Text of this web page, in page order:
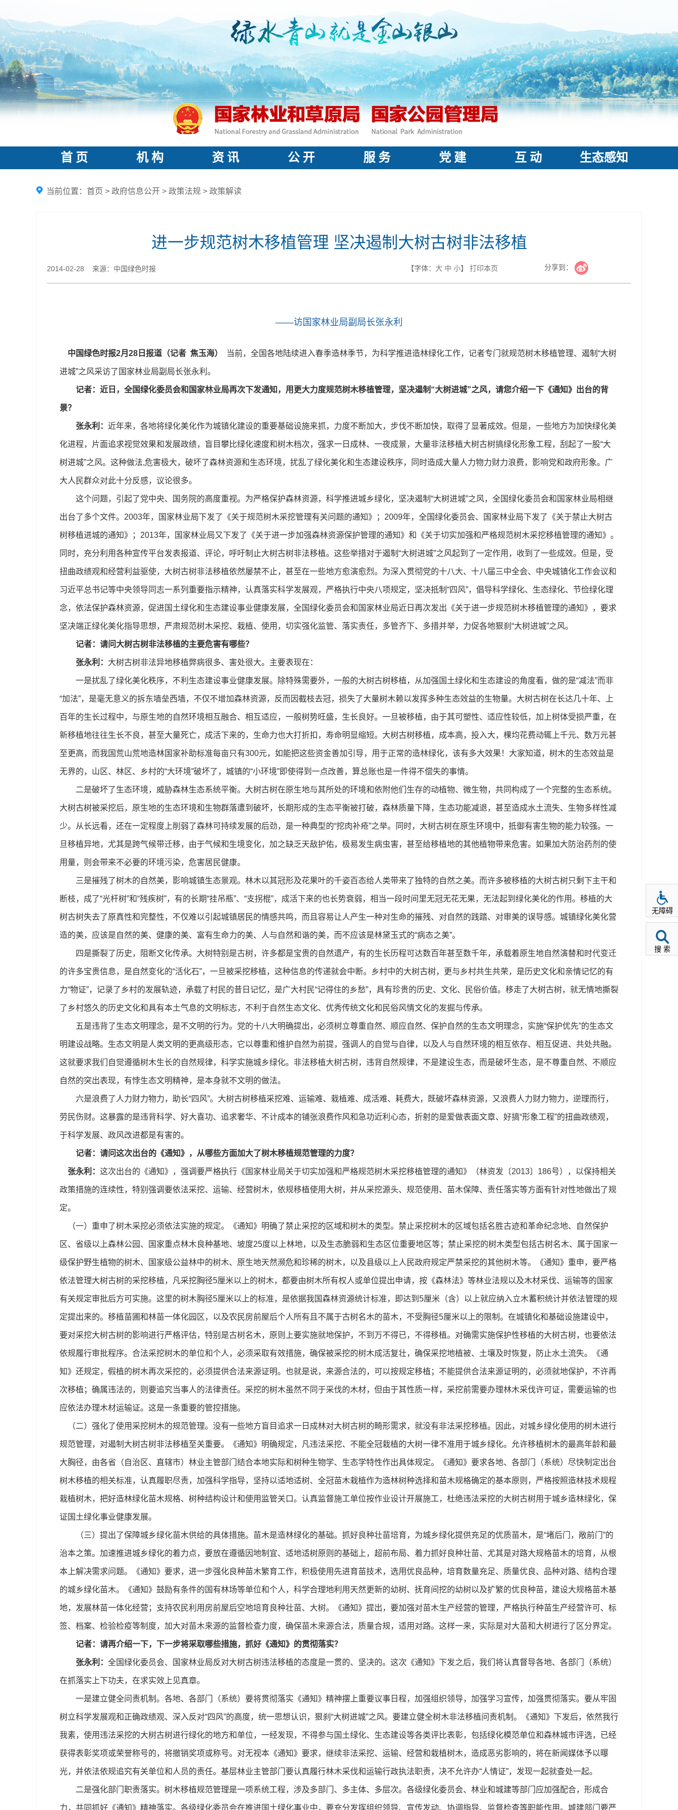
首 页 机 构 资 讯 公 开 服 务 党 建 互 动 生态感知
当前位置： 首页 > 政府信息公开 > 政策法规 > 政策解读
进一步规范树木移植管理 坚决遏制大树古树非法移植
2014-02-28 来源：中国绿色时报 【字体： 大 中 小】 打印本页 分享到：
——访国家林业局副局长张永利
中国绿色时报2月28日报道（记者 焦玉海） 当前，全国各地陆续进入春季造林季节，为科学推进造林绿化工作，记者专门就规范树木移植管理、遏制“大树
进城”之风采访了国家林业局副局长张永利。
记者：近日，全国绿化委员会和国家林业局再次下发通知，用更大力度规范树木移植管理，坚决遏制“大树进城”之风，请您介绍一下《通知》出台的背
景？
张永利： 近年来，各地将绿化美化作为城镇化建设的重要基础设施来抓，力度不断加大，步伐不断加快，取得了显著成效。但是，一些地方为加快绿化美
化进程，片面追求视觉效果和发展政绩，盲目攀比绿化速度和树木档次，强求一日成林、一夜成景，大量非法移植大树古树搞绿化形象工程，刮起了一股“大
树进城”之风。这种做法,危害极大，破坏了森林资源和生态环境，扰乱了绿化美化和生态建设秩序，同时造成大量人力物力财力浪费，影响党和政府形象。广
大人民群众对此十分反感，议论很多。
这个问题，引起了党中央、国务院的高度重视。为严格保护森林资源，科学推进城乡绿化，坚决遏制“大树进城”之风，全国绿化委员会和国家林业局相继
出台了多个文件。2003年，国家林业局下发了《关于规范树木采挖管理有关问题的通知》；2009年，全国绿化委员会、国家林业局下发了《关于禁止大树古
树移植进城的通知》；2013年，国家林业局又下发了《关于进一步加强森林资源保护管理的通知》和《关于切实加强和严格规范树木采挖移植管理的通知》。
同时，充分利用各种宣传平台发表报道、评论，呼吁制止大树古树非法移植。这些举措对于遏制“大树进城”之风起到了一定作用，收到了一些成效。但是，受
扭曲政绩观和经营利益驱使，大树古树非法移植依然屡禁不止，甚至在一些地方愈演愈烈。为深入贯彻党的十八大、十八届三中全会、中央城镇化工作会议和
习近平总书记等中央领导同志一系列重要指示精神，认真落实科学发展观，严格执行中央八项规定，坚决抵制“四风”，倡导科学绿化、生态绿化、节俭绿化理
念，依法保护森林资源，促进国土绿化和生态建设事业健康发展，全国绿化委员会和国家林业局近日再次发出《关于进一步规范树木移植管理的通知》，要求
坚决端正绿化美化指导思想，严肃规范树木采挖、栽植、使用，切实强化监管、落实责任，多管齐下、多措并举，力促各地狠刹“大树进城”之风。
记者：请问大树古树非法移植的主要危害有哪些？
张永利： 大树古树非法异地移植弊病很多、害处很大。主要表现在：
一是扰乱了绿化美化秩序，不利生态建设事业健康发展。除特殊需要外，一般的大树古树移植，从加强国土绿化和生态建设的角度看，做的是“减法”而非
“加法”，是毫无意义的拆东墙垒西墙，不仅不增加森林资源，反而因截枝去冠，损失了大量树木赖以发挥多种生态效益的生物量。大树古树在长达几十年、上
百年的生长过程中，与原生地的自然环境相互融合、相互适应，一般树势旺盛，生长良好。一旦被移植，由于其可塑性、适应性较低，加上树体受损严重，在
新移植地往往生长不良，甚至大量死亡，成活下来的，生命力也大打折扣，寿命明显缩短。大树古树移植，成本高，投入大，棵均花费动辄上千元、数万元甚
至更高，而我国荒山荒地造林国家补助标准每亩只有300元，如能把这些资金善加引导，用于正常的造林绿化，该有多大效果！大家知道，树木的生态效益是
无界的，山区、林区、乡村的“大环境”破坏了，城镇的“小环境”即使得到一点改善，算总账也是一件得不偿失的事情。
二是破坏了生态环境，威胁森林生态系统平衡。大树古树在原生地与其所处的环境和依附他们生存的动植物、微生物，共同构成了一个完整的生态系统。
大树古树被采挖后，原生地的生态环境和生物群落遭到破坏，长期形成的生态平衡被打破，森林质量下降，生态功能减退，甚至造成水土流失、生物多样性减
少。从长远看，还在一定程度上削弱了森林可持续发展的后劲，是一种典型的“挖肉补疮”之举。同时，大树古树在原生环境中，抵御有害生物的能力较强。一
旦移植异地，尤其是跨气候带迁移，由于气候和生境变化，加之缺乏天敌护佑，极易发生病虫害，甚至给移植地的其他植物带来危害。如果加大防治药剂的使
用量，则会带来不必要的环境污染，危害居民健康。
三是摧残了树木的自然美，影响城镇生态景观。林木以其冠形及花果叶的千姿百态给人类带来了独特的自然之美。而许多被移植的大树古树只剩下主干和
断枝，成了“光杆树”和“残疾树”，有的长期“挂吊瓶”、“支拐棍”，成活下来的也长势衰弱，相当一段时间里无冠无花无果，无法起到绿化美化的作用。移植的大
树古树失去了原真性和完整性，不仅难以引起城镇居民的情感共鸣，而且容易让人产生一种对生命的摧残、对自然的践踏、对审美的误导感。城镇绿化美化营
造的美，应该是自然的美、健康的美、富有生命力的美、人与自然和谐的美，而不应该是林黛玉式的“病态之美”。
四是撕裂了历史，阻断文化传承。大树特别是古树，许多都是宝贵的自然遗产，有的生长历程可达数百年甚至数千年，承载着原生地自然演替和时代变迁
的许多宝贵信息，是自然变化的“活化石”，一旦被采挖移植，这种信息的传递就会中断。乡村中的大树古树，更与乡村共生共荣，是历史文化和亲情记忆的有
力“物证”，记录了乡村的发展轨迹，承载了村民的昔日记忆，是广大村民“记得住的乡愁”，具有珍贵的历史、文化、民俗价值。移走了大树古树，就无情地撕裂
了乡村悠久的历史文化和具有本土气息的文明标志，不利于自然生态文化、优秀传统文化和民俗风情文化的发掘与传承。
五是违背了生态文明理念，是不文明的行为。党的十八大明确提出，必须树立尊重自然、顺应自然、保护自然的生态文明理念，实施“保护优先”的生态文
明建设战略。生态文明是人类文明的更高级形态，它以尊重和维护自然为前提，强调人的自觉与自律，以及人与自然环境的相互依存、相互促进、共处共融。
这就要求我们自觉遵循树木生长的自然规律，科学实施城乡绿化。非法移植大树古树，违背自然规律，不是建设生态，而是破坏生态，是不尊重自然、不顺应
自然的突出表现，有悖生态文明精神，是本身就不文明的做法。
六是浪费了人力财力物力，助长“四风”。大树古树移植采挖难、运输难、栽植难、成活难、耗费大，既破坏森林资源，又浪费人力财力物力，逆理而行，
劳民伤财。这暴露的是违背科学、好大喜功、追求奢华、不计成本的铺张浪费作风和急功近利心态，折射的是爱做表面文章、好搞“形象工程”的扭曲政绩观，
于科学发展、政风改进都是有害的。
记者：请问这次出台的《通知》，从哪些方面加大了树木移植规范管理的力度？
张永利： 这次出台的《通知》，强调要严格执行《国家林业局关于切实加强和严格规范树木采挖移植管理的通知》（林资发〔2013〕186号），以保持相关
政策措施的连续性，特别强调要依法采挖、运输、经营树木，依规移植使用大树，并从采挖源头、规范使用、苗木保障、责任落实等方面有针对性地做出了规
定。
（一）重申了树木采挖必须依法实施的规定。《通知》明确了禁止采挖的区域和树木的类型。禁止采挖树木的区域包括名胜古迹和革命纪念地、自然保护
区、省级以上森林公园、国家重点林木良种基地、坡度25度以上林地，以及生态脆弱和生态区位重要地区等；禁止采挖的树木类型包括古树名木、属于国家一
级保护野生植物的树木、国家级公益林中的树木、原生地天然濒危和珍稀的树木，以及县级以上人民政府规定严禁采挖的其他树木等。《通知》重申，要严格
依法管理大树古树的采挖移植，凡采挖胸径5厘米以上的树木，都要由树木所有权人或单位提出申请，按《森林法》等林业法规以及木材采伐、运输等的国家
有关规定审批后方可实施。这里的树木胸径5厘米以上的标准，是依据我国森林资源统计标准，即达到5厘米（含）以上就应纳入立木蓄积统计并依法管理的规
定提出来的。移植苗圃和林苗一体化园区，以及农民房前屋后个人所有且不属于古树名木的苗木，不受胸径5厘米以上的限制。在城镇化和基础设施建设中，
要对采挖大树古树的影响进行严格评估，特别是古树名木，原则上要实施就地保护，不到万不得已，不得移植。对确需实施保护性移植的大树古树，也要依法
依规履行审批程序。合法采挖树木的单位和个人，必须采取有效措施，确保被采挖的树木成活复壮，确保采挖地植被、土壤及时恢复，防止水土流失。《通
知》还规定，假植的树木再次采挖的，必须提供合法来源证明。也就是说，来源合法的，可以按规定移植；不能提供合法来源证明的，必须就地保护，不许再
次移植；确属违法的，则要追究当事人的法律责任。采挖的树木虽然不同于采伐的木材，但由于其性质一样，采挖前需要办理林木采伐许可证，需要运输的也
应依法办理木材运输证。这是一条重要的管控措施。
（二）强化了使用采挖树木的规范管理。没有一些地方盲目追求一日成林对大树古树的畸形需求，就没有非法采挖移植。因此，对城乡绿化使用的树木进行
规范管理，对遏制大树古树非法移植至关重要。《通知》明确规定，凡违法采挖、不能全冠栽植的大树一律不准用于城乡绿化。允许移植树木的最高年龄和最
大胸径，由各省（自治区、直辖市）林业主管部门结合本地实际和树种生物学、生态学特性作出具体规定。《通知》要求各地、各部门（系统）尽快制定出台
树木移植的相关标准，认真履职尽责，加强科学指导，坚持以适地适树、全冠苗木栽植作为造林树种选择和苗木规格确定的基本原则，严格按照造林技术规程
栽植树木，把好造林绿化苗木规格、树种结构设计和使用监管关口。认真监督施工单位按作业设计开展施工，杜绝违法采挖的大树古树用于城乡造林绿化，保
证国土绿化事业健康发展。
（三）提出了保障城乡绿化苗木供给的具体措施。苗木是造林绿化的基础。抓好良种壮苗培育，为城乡绿化提供充足的优质苗木，是“堵后门，敞前门”的
治本之策。加速推进城乡绿化的着力点，要放在遵循因地制宜、适地适树原则的基础上，超前布局、着力抓好良种壮苗、尤其是对路大规格苗木的培育，从根
本上解决需求问题。《通知》要求，进一步强化良种苗木繁育工作，积极使用先进育苗技术，选用优良品种，培育数量充足、质量优良、品种对路、结构合理
的城乡绿化苗木。《通知》鼓励有条件的国有林场等单位和个人，科学合理地利用天然更新的幼树、抚育间挖的幼树以及扩繁的优良种苗，建设大规格苗木基
地，发展林苗一体化经营；支持农民利用房前屋后空地培育良种壮苗、大树。《通知》提出，要加强对苗木生产经营的管理，严格执行种苗生产经营许可、标
签、档案、检验检疫等制度，加大对苗木来源的监督检查力度，确保苗木来源合法，质量合规，适用对路。这样一来，实际是对大苗和大树进行了区分界定。
记者：请再介绍一下，下一步将采取哪些措施，抓好《通知》的贯彻落实？
张永利： 全国绿化委员会、国家林业局反对大树古树违法移植的态度是一贯的、坚决的。这次《通知》下发之后，我们将认真督导各地、各部门（系统）
在抓落实上下功夫，在求实效上见真章。
一是建立健全问责机制。各地、各部门（系统）要将贯彻落实《通知》精神摆上重要议事日程，加强组织领导，加强学习宣传，加强贯彻落实。要从牢固
树立科学发展观和正确政绩观、深入反对“四风”的高度，统一思想认识，狠刹“大树进城”之风。要建立健全树木非法移植问责机制。《通知》下发后，依然我行
我素，使用违法采挖的大树古树进行绿化的地方和单位，一经发现，不得参与国土绿化、生态建设等各类评比表彰，包括绿化模范单位和森林城市评选，已经
获得表彰奖项或荣誉称号的，将撤销奖项或称号。对无视本《通知》要求，继续非法采挖、运输、经营和栽植树木，造成恶劣影响的，将在新闻媒体予以曝
光，并依法依规追究有关单位和人员的责任。基层林业主管部门要认真履行林木采伐和运输行政执法职责，决不允许办“人情证”，发现一起就查处一起。
二是强化部门职责落实。树木移植规范管理是一项系统工程，涉及多部门、多主体、多层次。各级绿化委员会、林业和城建等部门应加强配合，形成合
力，共同抓好《通知》精神落实。各级绿化委员会在推进国土绿化事业中，要充分发挥组织领导、宣传发动、协调指导、监督检查等职能作用。城建部门要严
无障碍
搜 索